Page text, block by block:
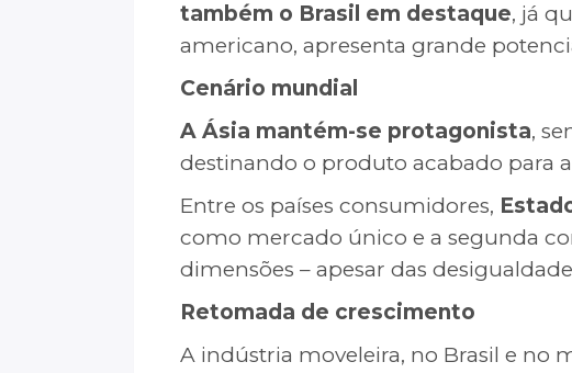
também o Brasil em destaque, já
americano, apresenta grande
Cenário mundial
A Ásia mantém-se protagonista,
destinando o produto acabado para
Entre os países consumidores,
como mercado único e a segunda
dimensões – apesar das
Retomada de crescimento
A indústria moveleira, no Brasil e no